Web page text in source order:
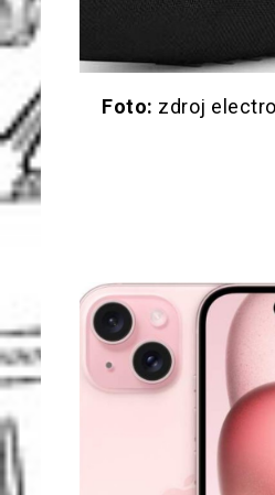
Foto: zdroj